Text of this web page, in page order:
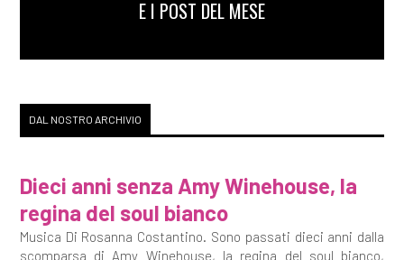
E I POST DEL MESE
DAL NOSTRO ARCHIVIO
Dieci anni senza Amy Winehouse, la
regina del soul bianco
Musica Di Rosanna Costantino. Sono passati dieci anni dalla
scomparsa di Amy Winehouse, la regina del soul bianco,